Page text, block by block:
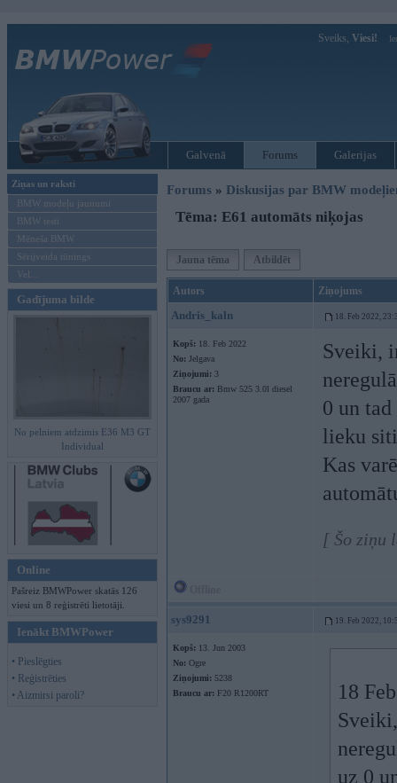
Sveiks, Viesi!
Galvenā Forums Galerijas
Ziņas un raksti
BMW modeļu jaunumi
BMW testi
Mēneša BMW
Sērijveida tūnings
Vel...
Gadījuma bilde
No pelniem atdzimis E36 M3 GT
Individual
Online
Pašreiz BMWPower skatās 126
viesi un 8 reģistrēti lietotāji.
Ienākt BMWPower
• Pieslēgties
• Reģistrēties
• Aizmirsi paroli?
Forums » Diskusijas par BMW
Tēma: E61 automāts niķojas
Jauna tēma Atbildēt
Autors Ziņojums
Andris_kaln 18. Feb 2022,
Kopš: 18. Feb 2022
No: Jelgava
Ziņojumi: 3
Braucu ar: Bmw 525 3.0l diesel
2007 gada
Sveiki,
0 un
lieku
Kas
[ Šo ziņu
sys9291 19. Feb 2022,
Kopš: 13. Jun 2003
No: Ogre
Ziņojumi: 5238
Braucu ar: F20 R1200RT
18
uz 0